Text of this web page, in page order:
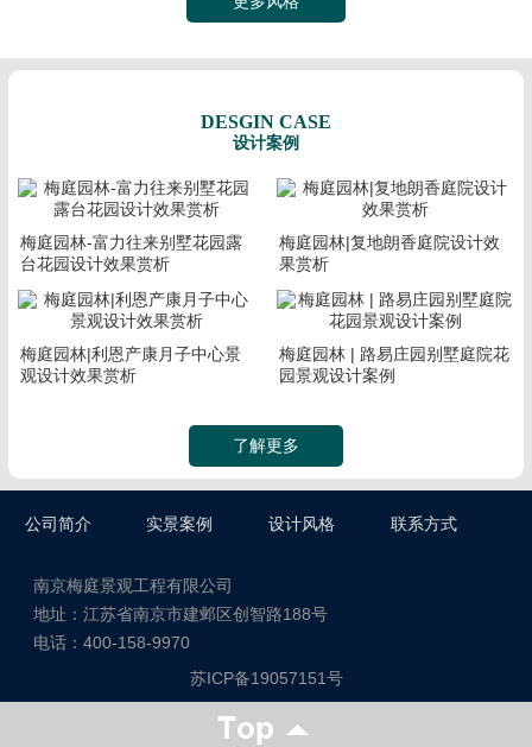
DESGIN CASE
设计案例
梅庭园林-富力往来别墅花园露
台花园设计效果赏析
梅庭园林|复地朗香庭院设计效
果赏析
梅庭园林|利恩产康月子中心景
观设计效果赏析
梅庭园林 | 路易庄园别墅庭院花
园景观设计案例
了解更多
公司简介 实景案例 设计风格 联系方式
南京梅庭景观工程有限公司
地址：江苏省南京市建邺区创智路188号
电话：400-158-9970
苏ICP备19057151号